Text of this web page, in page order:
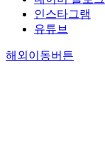
인스타그램
유튜브
해외이동버튼